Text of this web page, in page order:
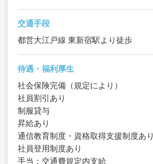
交通手段
都営大江戸線 東新宿駅より徒歩
待遇・福利厚生
社会保険完備（規定により）
社員割引あり
制服貸与
昇給あり
通信教育制度・資格取得支援制度あり
社員登用制度あり
手当：交通費規定内支給